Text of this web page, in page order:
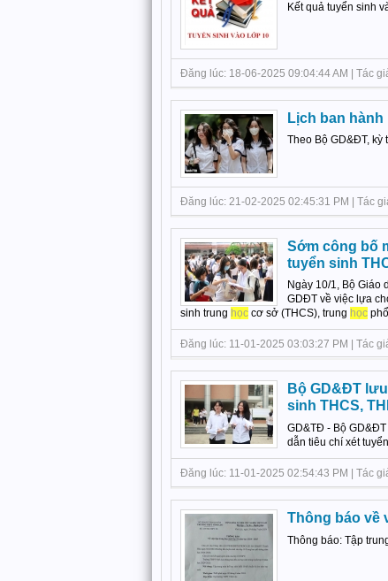
Kết quả tuyển sinh
Đăng lúc: 18-06-2025 09:04:44 AM | Tác
Lịch ban
Theo Bộ GD&ĐT, kỳ
Đăng lúc: 21-02-2025 02:45:31 PM | Tác
Sớm công bố
tuyển sinh
Ngày 10/1, Bộ Giáo
GDĐT về việc lựa
sinh trung học cơ sở (THCS), trung học
Đăng lúc: 11-01-2025 03:03:27 PM | Tác
Bộ GD&ĐT
sinh THCS,
GD&TĐ - Bộ
dẫn tiêu chí xét
Đăng lúc: 11-01-2025 02:54:43 PM | Tác
Thông báo về
Thông báo: Tập